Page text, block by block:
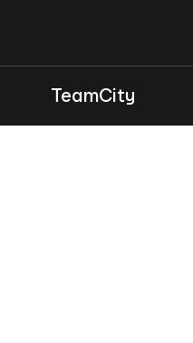
TeamCity